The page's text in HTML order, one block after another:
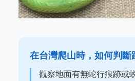
在台灣爬山時，如何判斷
觀察地面有無蛇行痕跡或